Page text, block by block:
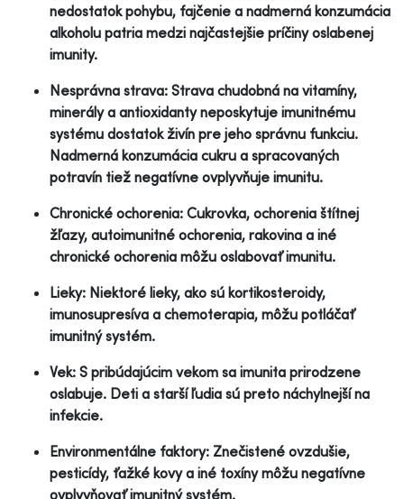
nedostatok pohybu, fajčenie a nadmerná konzumácia
alkoholu patria medzi najčastejšie príčiny oslabenej
imunity.
Nesprávna strava: Strava chudobná na vitamíny,
minerály a antioxidanty neposkytuje imunitnému
systému dostatok živín pre jeho správnu funkciu.
Nadmerná konzumácia cukru a spracovaných
potravín tiež negatívne ovplyvňuje imunitu.
Chronické ochorenia: Cukrovka, ochorenia štítnej
žľazy, autoimunitné ochorenia, rakovina a iné
chronické ochorenia môžu oslabovať imunitu.
Lieky: Niektoré lieky, ako sú kortikosteroidy,
imunosupresíva a chemoterapia, môžu potláčať
imunitný systém.
Vek: S pribúdajúcim vekom sa imunita prirodzene
oslabuje. Deti a starší ľudia sú preto náchylnejší na
infekcie.
Environmentálne faktory: Znečistené ovzdušie,
pesticídy, ťažké kovy a iné toxíny môžu negatívne
ovplyvňovať imunitný systém.